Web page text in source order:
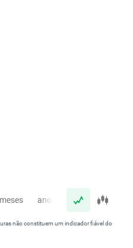
ano
não constituem um indicador fiável do